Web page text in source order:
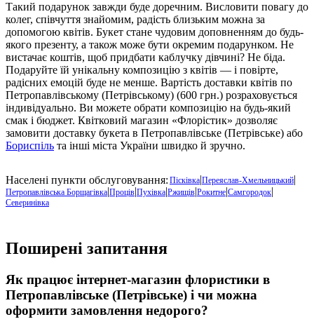
Такий подарунок завжди буде доречним. Висловити повагу до
колег, співчуття знайомим, радість близьким можна за
допомогою квітів. Букет стане чудовим доповненням до будь-
якого презенту, а також може бути окремим подарунком. Не
вистачає коштів, щоб придбати каблучку дівчині? Не біда.
Подаруйте їй унікальну композицію з квітів — і повірте,
радісних емоцій буде не менше. Вартість доставки квітів по
Петропавлівському (Петрівському) (600 грн.) розраховується
індивідуально. Ви можете обрати композицію на будь-який
смак і бюджет. Квітковий магазин «Флорістик» дозволяє
замовити доставку букета в Петропавлівське (Петрівське) або
Бориспіль та інші міста України швидко й зручно.
Населені пункти обслуговування: Пісківка Переяслав-Хмельницький
Петропавлівська Борщагівка Проців Пухівка Ржищів Рокитне Самгородок
Северинівка
Поширені запитання
Як працює інтернет-магазин флористики в
Петропавлівське (Петрівське) і чи можна
оформити замовлення недорого?